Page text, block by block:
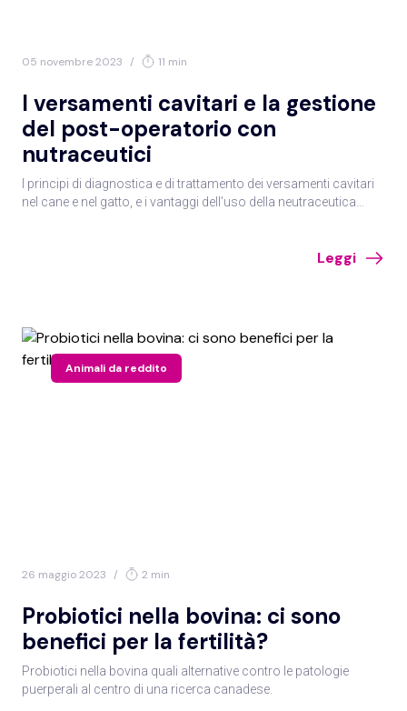
05 novembre 2023 / 11 min
I versamenti cavitari e la gestione
del post-operatorio con
nutraceutici
I principi di diagnostica e di trattamento dei versamenti cavitari
nel cane e nel gatto, e i vantaggi dell’uso della neutraceutica
Leggi
Animali da reddito
26 maggio 2023 / 2 min
Probiotici nella bovina: ci sono
benefici per la fertilità?
Probiotici nella bovina quali alternative contro le patologie
puerperali al centro di una ricerca canadese.